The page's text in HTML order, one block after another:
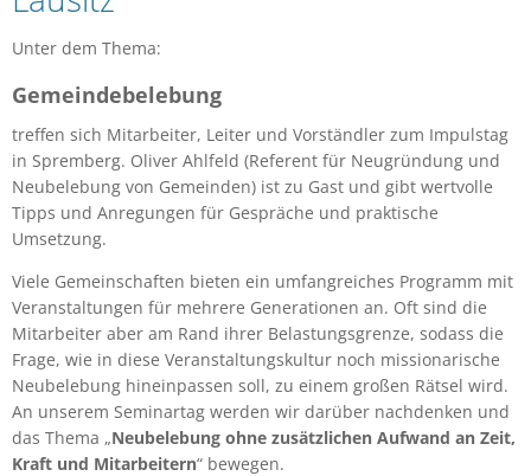
Unter dem Thema:
Gemeindebelebung
treffen sich Mitarbeiter, Leiter und Vorständler zum Impulstag
in Spremberg. Oliver Ahlfeld (Referent für Neugründung und
Neubelebung von Gemeinden) ist zu Gast und gibt wertvolle
Tipps und Anregungen für Gespräche und praktische
Umsetzung.
Viele Gemeinschaften bieten ein umfangreiches Programm mit
Veranstaltungen für mehrere Generationen an. Oft sind die
Mitarbeiter aber am Rand ihrer Belastungsgrenze, sodass die
Frage, wie in diese Veranstaltungskultur noch missionarische
Neubelebung hineinpassen soll, zu einem großen Rätsel wird.
An unserem Seminartag werden wir darüber nachdenken und
das Thema „Neubelebung ohne zusätzlichen Aufwand an Zeit,
Kraft und Mitarbeitern“ bewegen.